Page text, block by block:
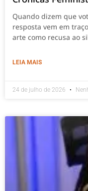
Quando dizem que
resposta vem em
arte como recusa ao
LEIA MAIS
24 de julho de 2026